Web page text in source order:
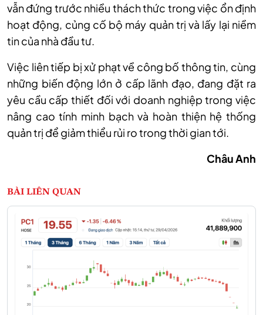
vẫn đứng trước nhiều thách thức trong việc ổn định
hoạt động, củng cố bộ máy quản trị và lấy lại niềm
tin của nhà đầu tư.
Việc liên tiếp bị xử phạt về công bố thông tin, cùng
những biến động lớn ở cấp lãnh đạo, đang đặt ra
yêu cầu cấp thiết đối với doanh nghiệp trong việc
nâng cao tính minh bạch và hoàn thiện hệ thống
quản trị để giảm thiểu rủi ro trong thời gian tới.
Châu Anh
BÀI LIÊN QUAN